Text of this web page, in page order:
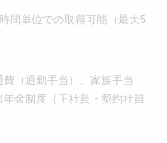
間単位での取得可能（最大5
（通勤手当）、家族手当
金制度（正社員・契約社員